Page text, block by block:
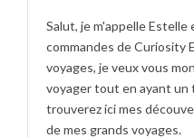
Salut, je m'appelle Estelle
commandes de Curiosity
voyages, je veux vous
voyager tout en ayant un
trouverez ici mes
de mes grands voyages.